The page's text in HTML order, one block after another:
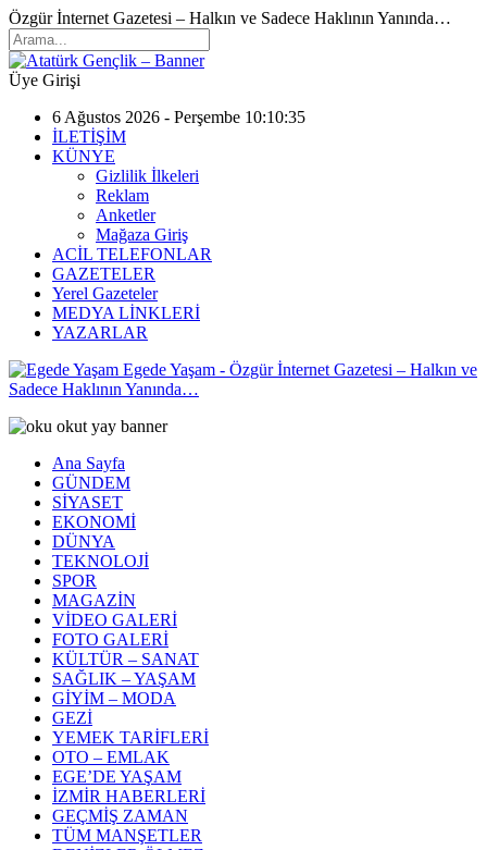
Özgür İnternet Gazetesi – Halkın ve Sadece Haklının Yanında…
Üye Girişi
6 Ağustos 2026 - Perşembe 10:10:35
İLETİŞİM
KÜNYE
Gizlilik İlkeleri
Reklam
Anketler
Mağaza Giriş
ACİL TELEFONLAR
GAZETELER
Yerel Gazeteler
MEDYA LİNKLERİ
YAZARLAR
Egede Yaşam - Özgür İnternet Gazetesi – Halkın ve
Sadece Haklının Yanında…
Ana Sayfa
GÜNDEM
SİYASET
EKONOMİ
DÜNYA
TEKNOLOJİ
SPOR
MAGAZİN
VİDEO GALERİ
FOTO GALERİ
KÜLTÜR – SANAT
SAĞLIK – YAŞAM
GİYİM – MODA
GEZİ
YEMEK TARİFLERİ
OTO – EMLAK
EGE’DE YAŞAM
İZMİR HABERLERİ
GEÇMİŞ ZAMAN
TÜM MANŞETLER